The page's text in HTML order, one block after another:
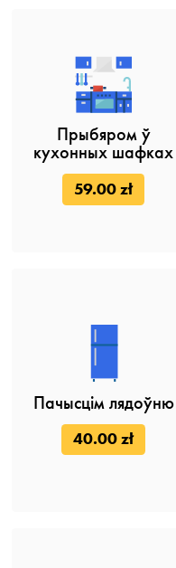
Прыбяром ў
кухонных шафках
59.00 zł
Пачысцім лядоўню
40.00 zł